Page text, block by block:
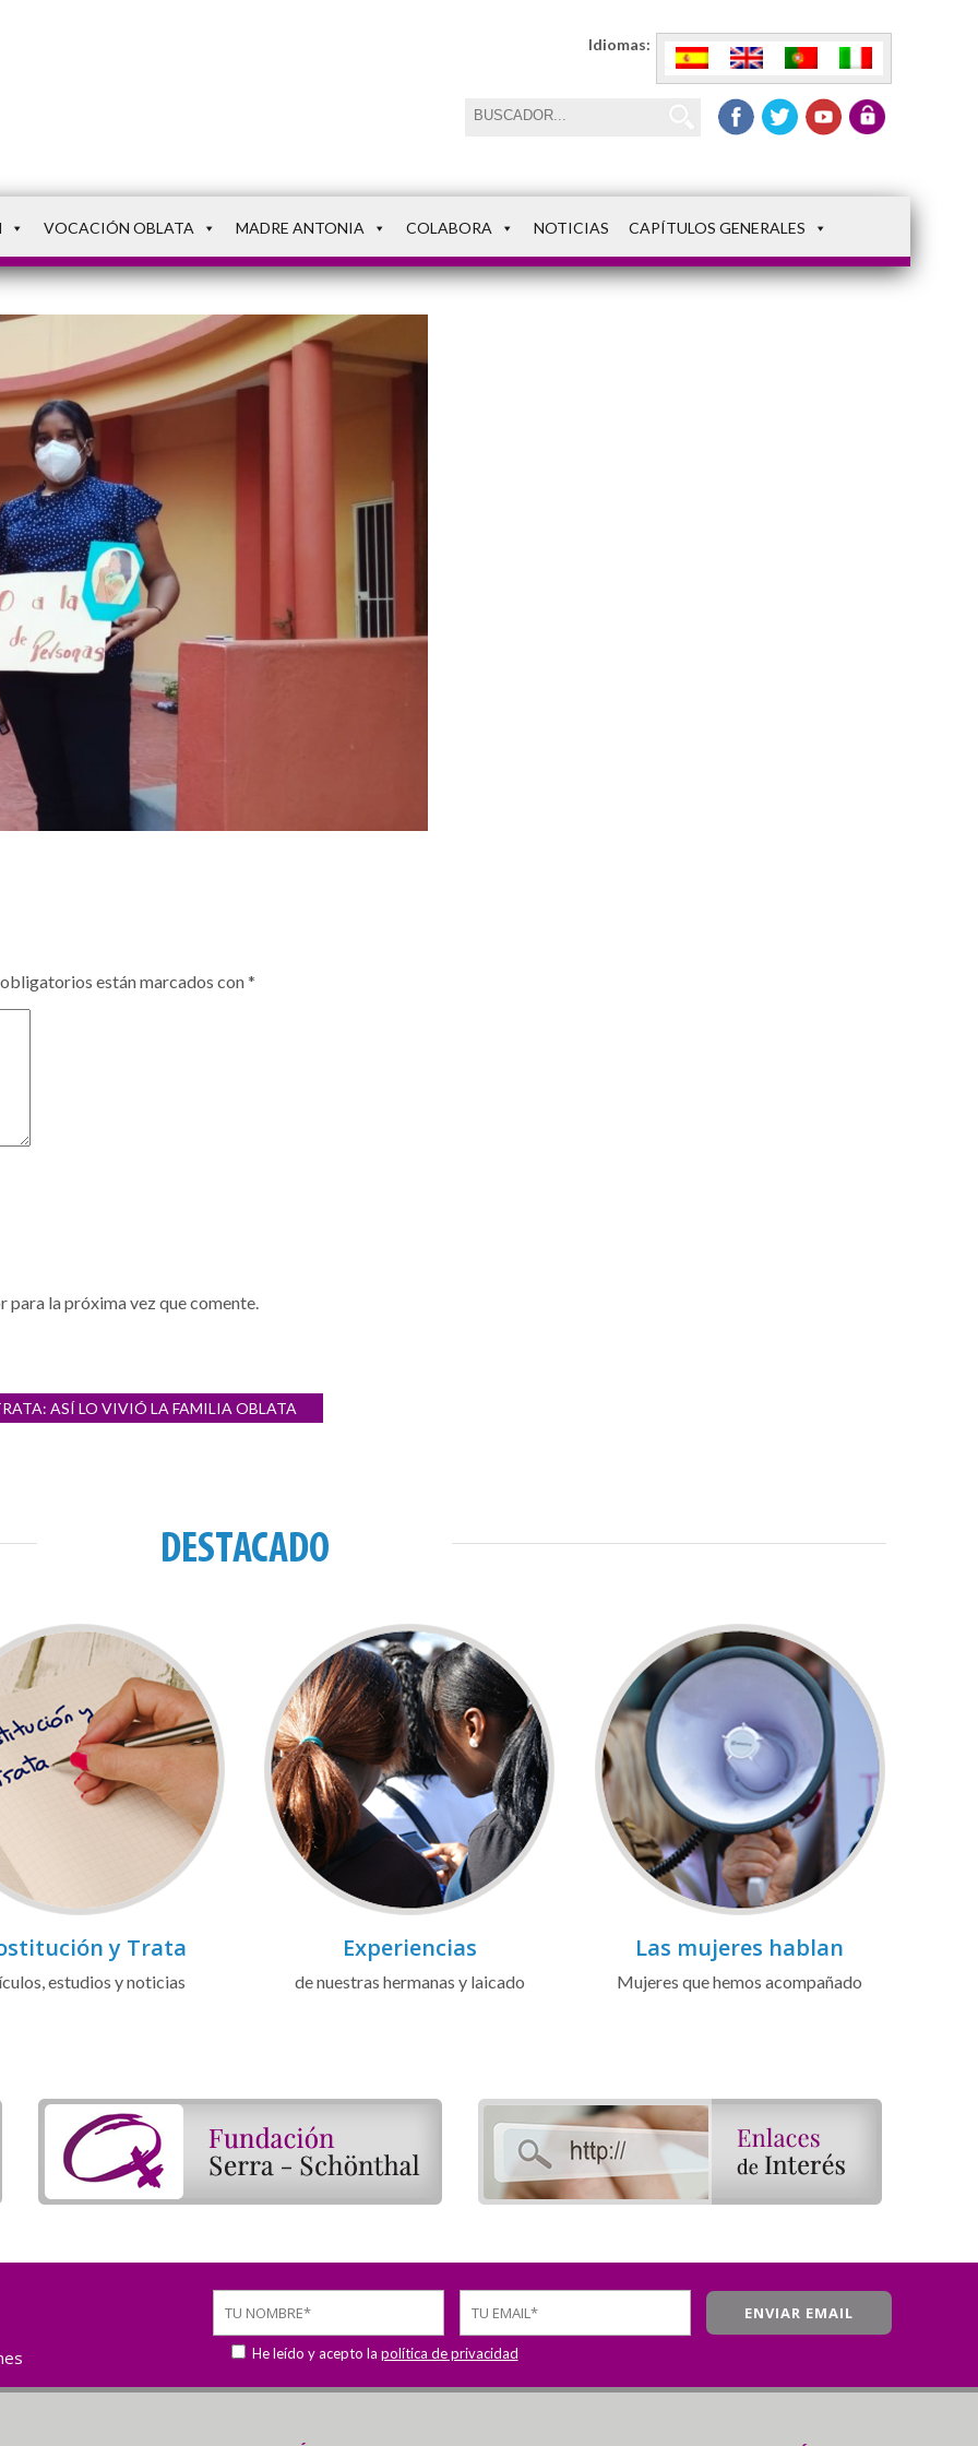
Idiomas:
VOCACIÓN OBLATA MADRE ANTONIA COLABORA NOTICIAS CAPÍTULOS GENERALES
están marcados con*
la próxima vez que comente.
ASÍ LO VIVIÓ LA FAMILIA OBLATA
DESTACADO
y Trata
estudios y noticias
Experiencias
de nuestras hermanas y laicado
Las mujeres hablan
Mujeres que hemos acompañado
He leído y acepto la política de privacidad